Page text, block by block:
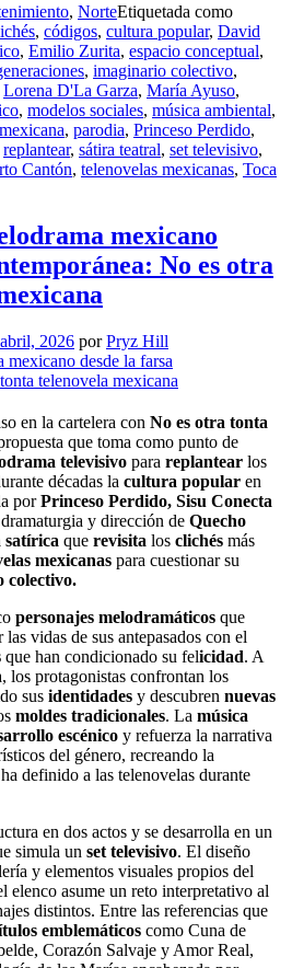
, NorteEtiquetada como
, códigos, cultura popular, David
, Emilio Zurita, espacio conceptual,
, imaginario colectivo,
Lorena D'La Garza, María Ayuso,
, modelos sociales, música ambiental,
, parodia, Princeso Perdido,
replantear, sátira teatral, set televisivo,
Cantón, telenovelas mexicanas, Toca
mexicano
No es otra
2026 porPryz Hill
en la cartelera con No es otra tonta
que toma como punto de
televisivo para replantear los
décadas la cultura popular en
porPrinceso Perdido, Sisu Conecta
y dirección de Quecho
satírica que revisita los clichés más
mexicanas para cuestionar su
colectivo.
personajes melodramáticos que
vidas de sus antepasados con el
que han condicionado su felicidad. A
los protagonistas confrontan los
sus identidades y descubren nuevas
moldes tradicionales. La música
escénico y refuerza la narrativa
del género, recreando la
definido a las telenovelas durante
en dos actos y se desarrolla en un
simula un set televisivo. El diseño
y elementos visuales propios del
elenco asume un reto interpretativo al
distintos. Entre las referencias que
emblemáticos como Cuna de
Corazón Salvaje y Amor Real,